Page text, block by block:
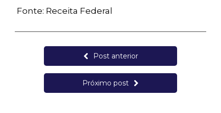
Fonte: Receita Federal
Post anterior
Próximo post